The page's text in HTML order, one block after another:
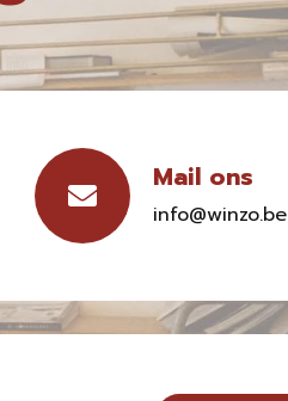
Mail ons
info@winzo.be